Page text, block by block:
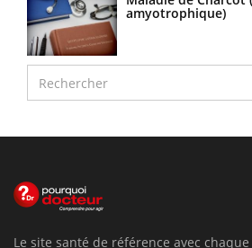
amyotrophique)
Le site santé de référence avec